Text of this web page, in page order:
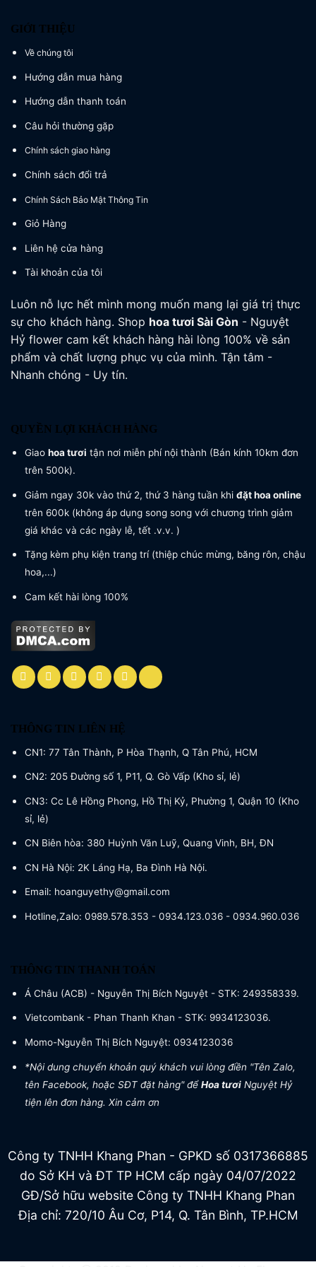
GIỚI THIỆU
Về chúng tôi
Hướng dẫn mua hàng
Hướng dẫn thanh toán
Câu hỏi thường gặp
Chính sách giao hàng
Chính sách đổi trả
Chính Sách Bảo Mật Thông Tin
Giỏ Hàng
Liên hệ cửa hàng
Tài khoản của tôi
Luôn nỗ lực hết mình mong muốn mang lại giá trị thực
sự cho khách hàng. Shop hoa tươi Sài Gòn - Nguyệt
Hỷ flower cam kết khách hàng hài lòng 100% về sản
phẩm và chất lượng phục vụ của mình. Tận tâm -
Nhanh chóng - Uy tín.
QUYỀN LỢI KHÁCH HÀNG
Giao hoa tươi tận nơi miễn phí nội thành (Bán kính 10km đơn
trên 500k).
Giảm ngay 30k vào thứ 2, thứ 3 hàng tuần khi đặt hoa online
trên 600k (không áp dụng song song với chương trình giảm
giá khác và các ngày lễ, tết .v.v. )
Tặng kèm phụ kiện trang trí (thiệp chúc mừng, băng rôn, chậu
hoa,...)
Cam kết hài lòng 100%
THÔNG TIN LIÊN HỆ
CN1: 77 Tân Thành, P Hòa Thạnh, Q Tân Phú, HCM
CN2: 205 Đường số 1, P11, Q. Gò Vấp (Kho sỉ, lẻ)
CN3: Cc Lê Hồng Phong, Hồ Thị Kỷ, Phường 1, Quận 10 (Kho
sỉ, lẻ)
CN Biên hòa: 380 Huỳnh Văn Luỹ, Quang Vinh, BH, ĐN
CN Hà Nội: 2K Láng Hạ, Ba Đình Hà Nội.
Email: hoanguyethy@gmail.com
Hotline,Zalo: 0989.578.353 - 0934.123.036 - 0934.960.036
THÔNG TIN THANH TOÁN
Á Châu (ACB) - Nguyễn Thị Bích Nguyệt - STK: 249358339.
Vietcombank - Phan Thanh Khan - STK: 9934123036.
Momo-Nguyễn Thị Bích Nguyệt: 0934123036
*Nội dung chuyển khoản quý khách vui lòng điền "Tên Zalo,
tên Facebook, hoặc SĐT đặt hàng" đểHoa tươi Nguyệt Hỷ
tiện lên đơn hàng. Xin cảm ơn
Công ty TNHH Khang Phan - GPKD số 0317366885
do Sở KH và ĐT TP HCM cấp ngày 04/07/2022
GĐ/Sở hữu website Công ty TNHH Khang Phan
Địa chỉ: 720/10 Âu Cơ, P14, Q. Tân Bình, TP.HCM